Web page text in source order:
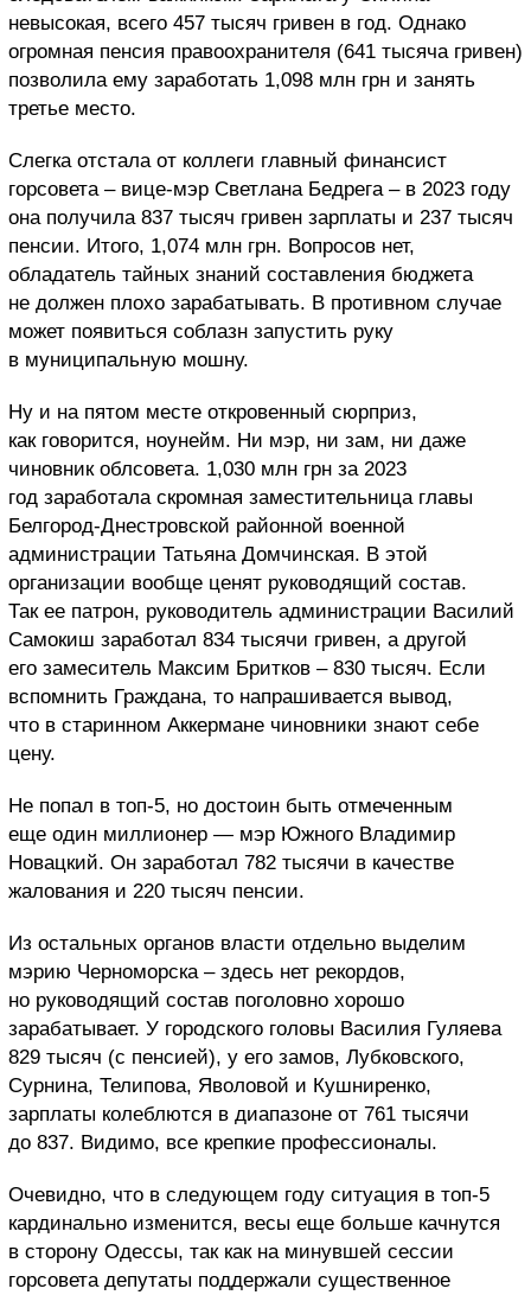
невысокая, всего 457 тысяч гривен в год. Однако
огромная пенсия правоохранителя (641 тысяча гривен)
позволила ему заработать 1,098 млн грн и занять
третье место.
Слегка отстала от коллеги главный финансист
горсовета – вице-мэр Светлана Бедрега – в 2023 году
она получила 837 тысяч гривен зарплаты и 237 тысяч
пенсии. Итого, 1,074 млн грн. Вопросов нет,
обладатель тайных знаний составления бюджета
не должен плохо зарабатывать. В противном случае
может появиться соблазн запустить руку
в муниципальную мошну.
Ну и на пятом месте откровенный сюрприз,
как говорится, ноунейм. Ни мэр, ни зам, ни даже
чиновник облсовета. 1,030 млн грн за 2023
год заработала скромная заместительница главы
Белгород-Днестровской районной военной
администрации Татьяна Домчинская. В этой
организации вообще ценят руководящий состав.
Так ее патрон, руководитель администрации Василий
Самокиш заработал 834 тысячи гривен, а другой
его замеситель Максим Бритков – 830 тысяч. Если
вспомнить Граждана, то напрашивается вывод,
что в старинном Аккермане чиновники знают себе
цену.
Не попал в топ-5, но достоин быть отмеченным
еще один миллионер — мэр Южного Владимир
Новацкий. Он заработал 782 тысячи в качестве
жалования и 220 тысяч пенсии.
Из остальных органов власти отдельно выделим
мэрию Черноморска – здесь нет рекордов,
но руководящий состав поголовно хорошо
зарабатывает. У городского головы Василия Гуляева
829 тысяч (с пенсией), у его замов, Лубковского,
Сурнина, Телипова, Яволовой и Кушниренко,
зарплаты колеблются в диапазоне от 761 тысячи
до 837. Видимо, все крепкие профессионалы.
Очевидно, что в следующем году ситуация в топ-5
кардинально изменится, весы еще больше качнутся
в сторону Одессы, так как на минувшей сессии
горсовета депутаты поддержали существенное